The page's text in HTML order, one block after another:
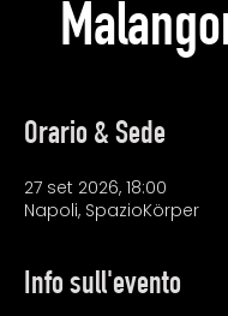
Orario & Sede
27 set 2026, 18:00
Napoli, SpazioKörper
Info sull'evento